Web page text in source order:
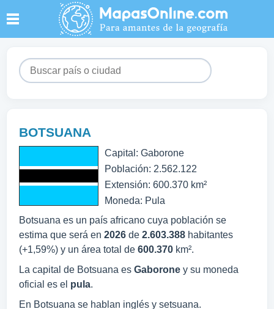
BOTSUANA
Capital: Gaborone
Población: 2.562.122
Extensión: 600.370 km²
Moneda: Pula
Botsuana es un país africano cuya población se
estima que será en 2026 de 2.603.388 habitantes
(+1,59%) y un área total de 600.370 km².
La capital de Botsuana es Gaborone y su moneda
oficial es el pula.
En Botsuana se hablan inglés y setsuana.